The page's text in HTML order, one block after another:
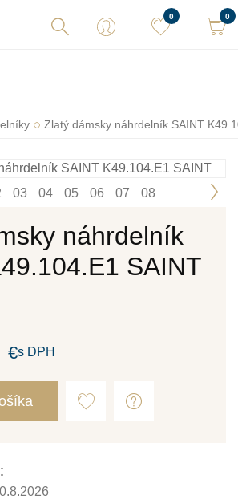
0 0
Zlatý dámsky náhrdelník SAINT
3 4 5 6 7 8
náhrdelník
SAINT
€s DPH